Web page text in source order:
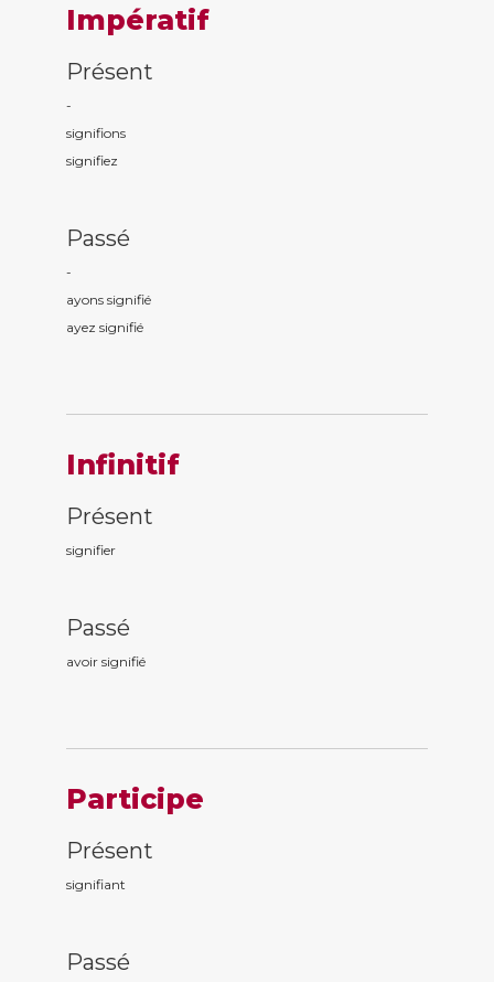
Impératif
Présent
-
signifions
signifiez
Passé
-
ayons signifié
ayez signifié
Infinitif
Présent
signifier
Passé
avoir signifié
Participe
Présent
signifiant
Passé